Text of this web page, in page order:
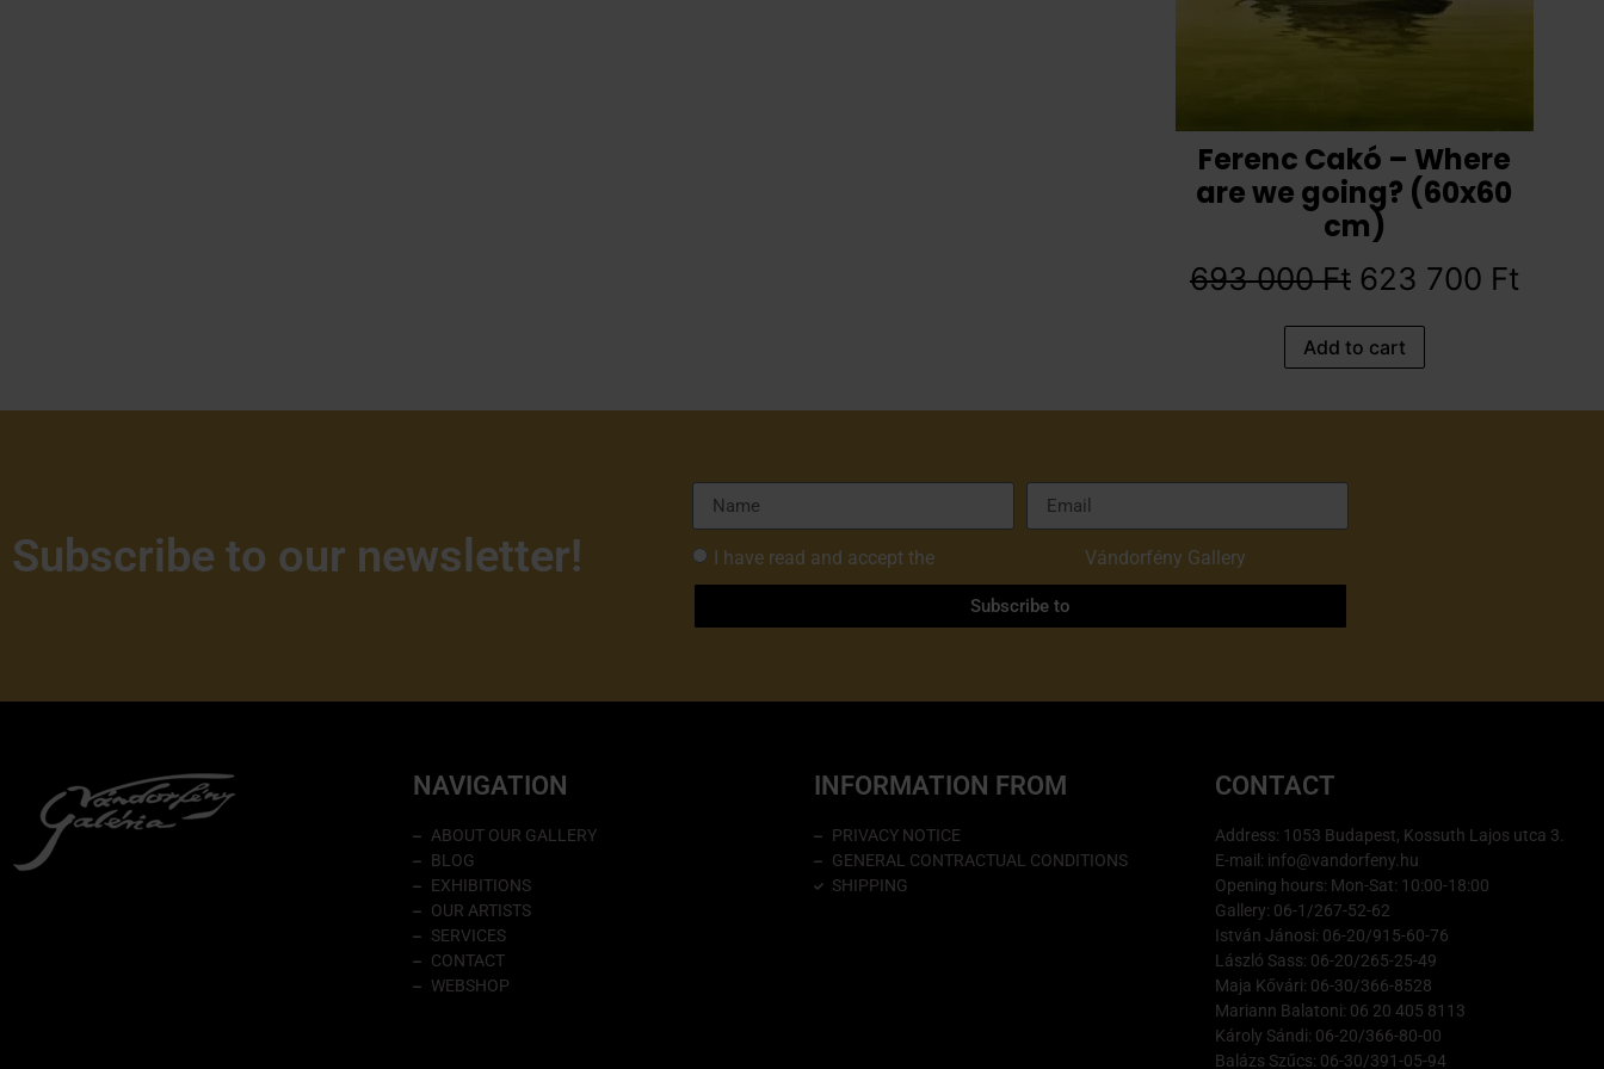
Ferenc Cakó – Where
are we going? (60x60
cm)
693 000Ft 623 700 Ft
Add to cart
Subscribe to our newsletter! I have read and accept the Vándorfény Gallery
Subscribe to
NAVIGATION
ABOUT OUR GALLERY
BLOG
EXHIBITIONS
OUR ARTISTS
SERVICES
CONTACT
WEBSHOP
INFORMATION FROM
PRIVACY NOTICE
GENERAL CONTRACTUAL CONDITIONS
SHIPPING
CONTACT
Address: 1053 Budapest, Kossuth Lajos utca 3.
E-mail: info@vandorfeny.hu
Opening hours: Mon-Sat: 10:00-18:00
Gallery: 06-1/267-52-62
István Jánosi: 06-20/915-60-76
László Sass: 06-20/265-25-49
Maja Kővári: 06-30/366-8528
Mariann Balatoni: 06 20 405 8113
Károly Sándi: 06-20/366-80-00
Balázs Szűcs: 06-30/391-05-94